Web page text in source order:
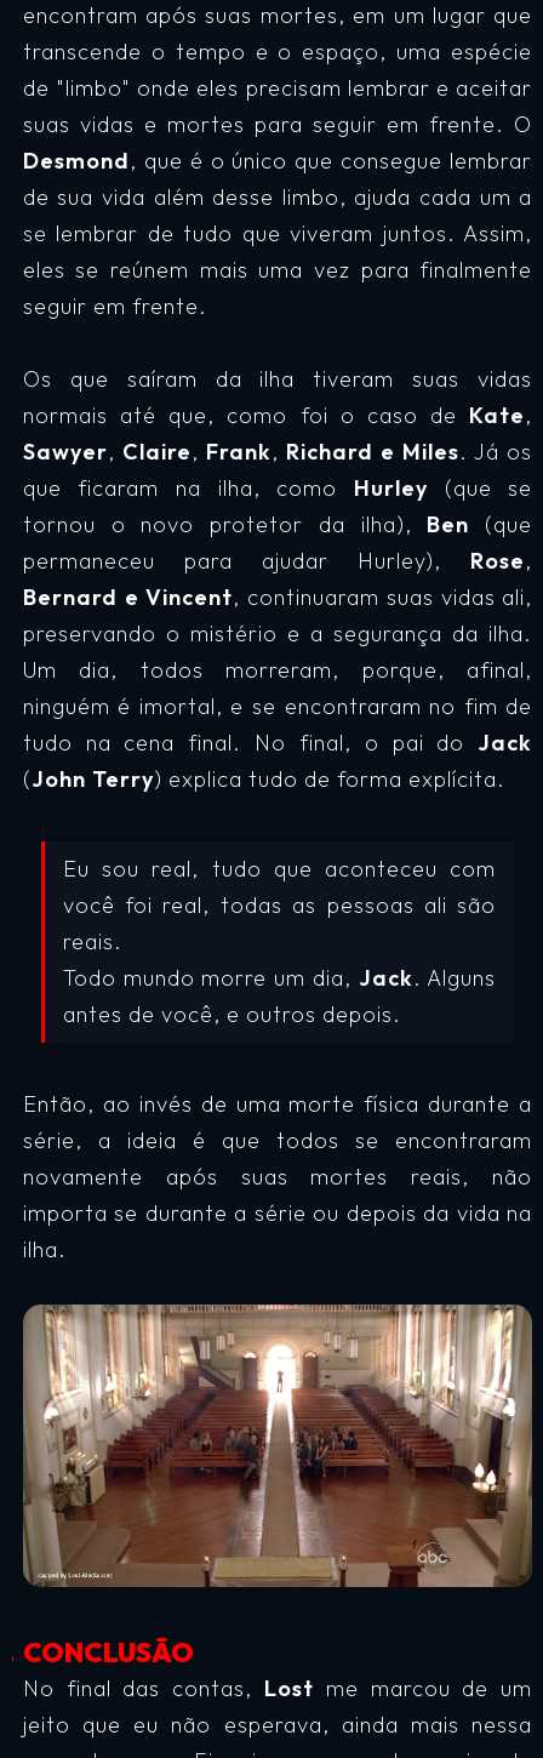
encontram após suas mortes, em um lugar que
transcende o tempo e o espaço, uma espécie
de "limbo" onde eles precisam lembrar e aceitar
suas vidas e mortes para seguir em frente. O
Desmond, que é o único que consegue lembrar
de sua vida além desse limbo, ajuda cada um a
se lembrar de tudo que viveram juntos. Assim,
eles se reúnem mais uma vez para finalmente
seguir em frente.
Os que saíram da ilha tiveram suas vidas
normais até que, como foi o caso de Kate,
Sawyer, Claire, Frank, Richard e Miles. Já os
que ficaram na ilha, como Hurley(que se
tornou o novo protetor da ilha), Ben (que
permaneceu para ajudar Hurley), Rose,
Bernard e Vincent, continuaram suas vidas ali,
preservando o mistério e a segurança da ilha.
Um dia, todos morreram, porque, afinal,
ninguém é imortal, e se encontraram no fim de
tudo na cena final. No final, o pai do Jack
(John Terry) explica tudo de forma explícita.
Eu sou real, tudo que aconteceu com
você foi real, todas as pessoas ali são
reais.
Todo mundo morre um dia, Jack. Alguns
antes de você, e outros depois.
Então, ao invés de uma morte física durante a
série, a ideia é que todos se encontraram
novamente após suas mortes reais, não
importa se durante a série ou depois da vida na
ilha.
CONCLUSÃO
No final das contas, Lost me marcou de um
jeito que eu não esperava, ainda mais nessa